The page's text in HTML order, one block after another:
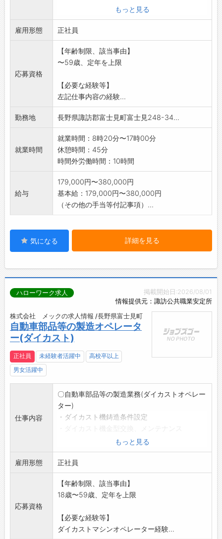
※工作機械の操作経験がある方、歓迎します。
変更範囲:会社の定める業務
もっと見る
雇用形態 正社員
応募資格
【年齢制限、該当事由】
〜59歳、定年を上限
【必要な経験等】
左記仕事内容の経験...
勤務地 長野県諏訪郡富士見町富士見248-34...
就業時間
就業時間：8時20分〜17時00分
休憩時間：45分
時間外労働時間：10時間
給与
179,000円〜380,000円
基本給：179,000円〜380,000円
（その他の手当等付記事項）...
気になる 詳細を見る
掲載開始日:2026/08/01
情報提供元：諏訪公共職業安定所
ハローワーク求人
株式会社 メックの求人情報 /長野県富士見町
自動車部品等の製造オペレータ
ー(ダイカスト)
正社員 未経験者活躍中
高校卒以上
男女活躍中
仕事内容
〇自動車部品等の製造業務(ダイカストオペレー
ター)
・ダイカスト機鋳造条件設定
・ダイカスト機への原材料(アルミニウム)投入
・製品のトリミング・プレス(不要部分のもぎ取
り)
・ショットブラスト、バレル 他
変更範囲:会社の定める業務
※仕事内容の詳細については、面接時説明しま
もっと見る
雇用形態 正社員
応募資格
【年齢制限、該当事由】
18歳〜59歳、定年を上限
【必要な経験等】
ダイカストマシンオペレーター経験...